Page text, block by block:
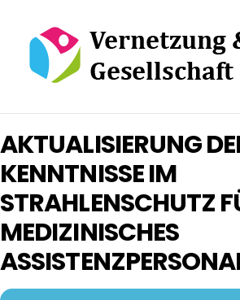
content
AKTUALISIERUNG
KENNTNISSE IM
STRAHLENSCHUTZ
MEDIZINISCHES